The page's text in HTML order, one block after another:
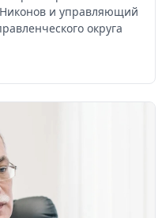
Никонов и управляющий
округа